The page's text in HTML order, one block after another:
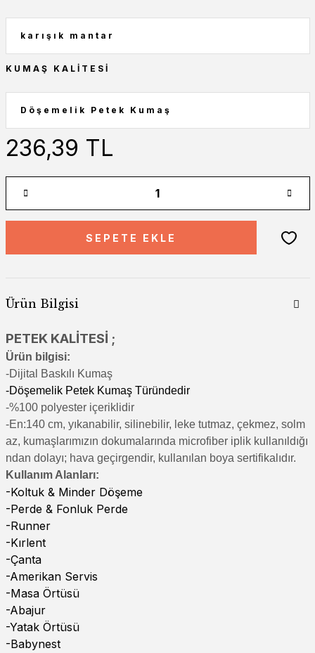
KUMAŞ KALITESI
236,39 TL
SEPETE EKLE
Ürün Bilgisi
PETEK KALİTESİ ;
Ürün bilgisi:
-Dijital Baskılı Kumaş
-Döşemelik Petek Kumaş Türündedir
-%100 polyester içeriklidir
-En:140 cm, yıkanabilir, silinebilir, leke tutmaz, çekmez, solm
az, kumaşlarımızın dokumalarında microfiber iplik kullanıldığı
ndan dolayı; hava geçirgendir, kullanılan boya sertifikalıdır.
Kullanım Alanları:
-Koltuk & Minder Döşeme
-Perde & Fonluk Perde
-Runner
-Kırlent
-Çanta
-Amerikan Servis
-Masa Örtüsü
-Abajur
-Yatak Örtüsü
-Babynest